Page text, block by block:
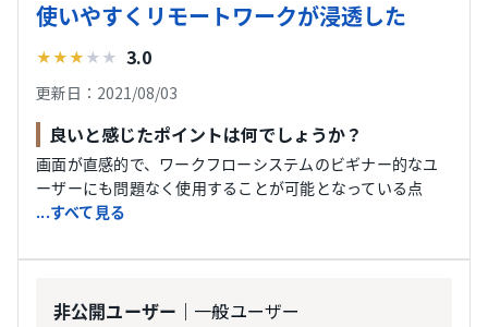
使いやすくリモートワークが浸透した
★★★ ★ ★ 3.0
更新日：2021/08/03
良いと感じたポイントは何でしょうか？
画面が直感的で、ワークフローシステムのビギナー的なユ
ーザーにも問題なく使用することが可能となっている点
...すべて見る
非公開ユーザー ｜一般ユーザー